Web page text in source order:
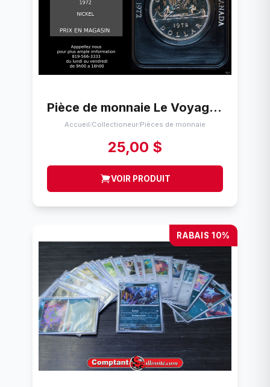
Pièce de monnaie Le Voyageur Canada 1972
Accueil/Collectioneur/Pièces de monnaie
25,00 $
VOIR PRODUIT
RABAIS 10%